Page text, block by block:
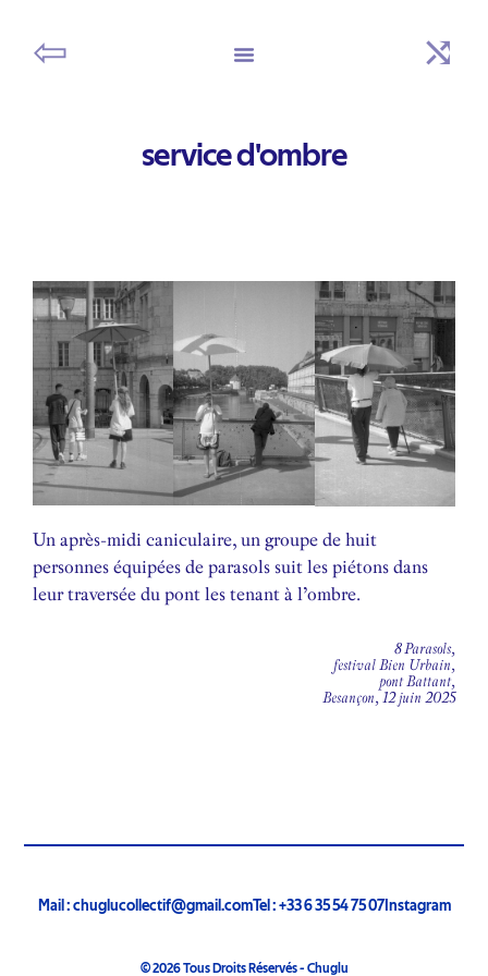
⇦ ⤭
service d'ombre
Un après-midi caniculaire, un groupe de huit
personnes équipées de parasols suit les piétons dans
leur traversée du pont les tenant à l’ombre.
8 Parasols,
festival Bien Urbain,
pont Battant,
Besançon, 12 juin 2025
© 2026 Tous Droits Réservés - Chuglu
Mail : chuglucollectif@gmail.comTel : +33 6 35 54 75 07Instagram